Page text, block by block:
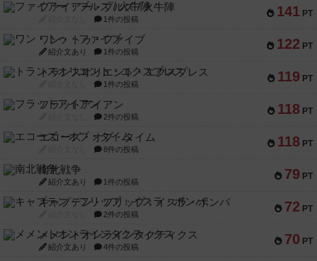
141 PT
ファイアー・ブルズ / 火牛陣
1件の投稿
122 PT
ワン・トゥ・ファイブ
紹介文あり 1件の投稿
119 PT
トランスオリエント・エクスプレス
1件の投稿
118 PT
フラットアイアン
2件の投稿
118 PT
エコーズ・オブ・タイム
8件の投稿
79 PT
南北戦争
紹介文あり 1件の投稿
72 PT
キャプテン・フリップ：イスラ・ボンバ
2件の投稿
70 PT
メメントオンラインタクティクス
紹介文あり 4件の投稿